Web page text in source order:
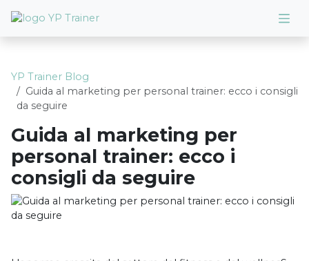
YP Trainer Blog
Guida al marketing per personal trainer: ecco i consigli
da seguire
Guida al marketing per
personal trainer: ecco i
consigli da seguire